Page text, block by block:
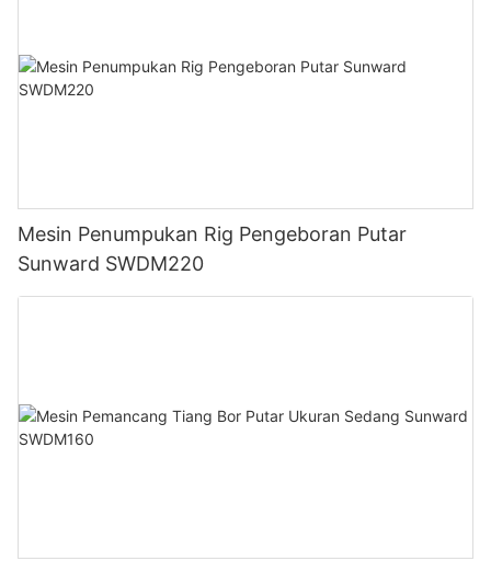
Mesin Penumpukan Rig Pengeboran Putar
Sunward SWDM220